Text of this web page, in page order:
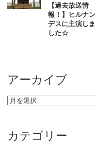
【過去放送情
報！】ヒルナン
デスに主演しま
した☆
アーカイブ
ア
ブ
カテゴリー